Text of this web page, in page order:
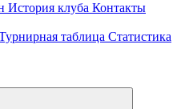
История клуба Контакты
таблица Статистика